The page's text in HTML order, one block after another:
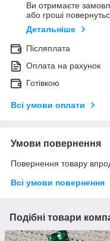
Ви отримаєте
або гроші
Детальніше
Післяплата
Оплата на рахунок
Готівкою
Всі умови оплати
Умови повернення
Повернення товару
Всі умови повернення
Подібні товари